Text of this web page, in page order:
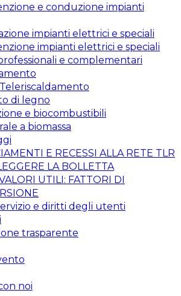
e conduzione impianti
impianti elettrici e speciali
impianti elettrici e speciali
e complementari
di legno
e biocombustibili
a biomassa
E RECESSI ALLA RETE TLR
LA BOLLETTA
UTILI: FATTORI DI
e diritti degli utenti
trasparente
noi